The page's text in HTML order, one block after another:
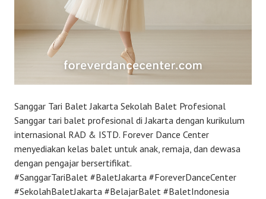
Sanggar Tari Balet Jakarta Sekolah Balet Profesional
Sanggar tari balet profesional di Jakarta dengan kurikulum
internasional RAD & ISTD. Forever Dance Center
menyediakan kelas balet untuk anak, remaja, dan dewasa
dengan pengajar bersertifikat.
#SanggarTariBalet #BaletJakarta #ForeverDanceCenter
#SekolahBaletJakarta #BelajarBalet #BaletIndonesia